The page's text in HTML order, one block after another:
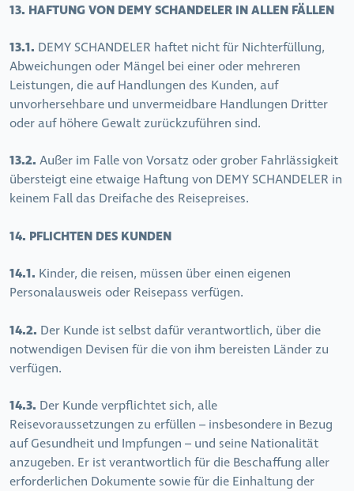
13. HAFTUNG VON DEMY SCHANDELER IN ALLEN FÄLLEN
13.1. DEMY SCHANDELER haftet nicht für Nichterfüllung,
Abweichungen oder Mängel bei einer oder mehreren
Leistungen, die auf Handlungen des Kunden, auf
unvorhersehbare und unvermeidbare Handlungen Dritter
oder auf höhere Gewalt zurückzuführen sind.
13.2. Außer im Falle von Vorsatz oder grober Fahrlässigkeit
übersteigt eine etwaige Haftung von DEMY SCHANDELER in
keinem Fall das Dreifache des Reisepreises.
14. PFLICHTEN DES KUNDEN
14.1. Kinder, die reisen, müssen über einen eigenen
Personalausweis oder Reisepass verfügen.
14.2. Der Kunde ist selbst dafür verantwortlich, über die
notwendigen Devisen für die von ihm bereisten Länder zu
verfügen.
14.3. Der Kunde verpflichtet sich, alle
Reisevoraussetzungen zu erfüllen – insbesondere in Bezug
auf Gesundheit und Impfungen – und seine Nationalität
anzugeben. Er ist verantwortlich für die Beschaffung aller
erforderlichen Dokumente sowie für die Einhaltung der